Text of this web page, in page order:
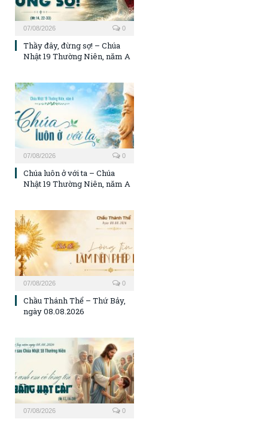
07/08/2026 0
Thầy đây, đừng sợ! – Chúa
Nhật 19 Thường Niên, năm A
07/08/2026 0
Chúa luôn ở với ta – Chúa
Nhật 19 Thường Niên, năm A
07/08/2026 0
Chầu Thánh Thể – Thứ Bảy,
ngày 08.08.2026
07/08/2026 0